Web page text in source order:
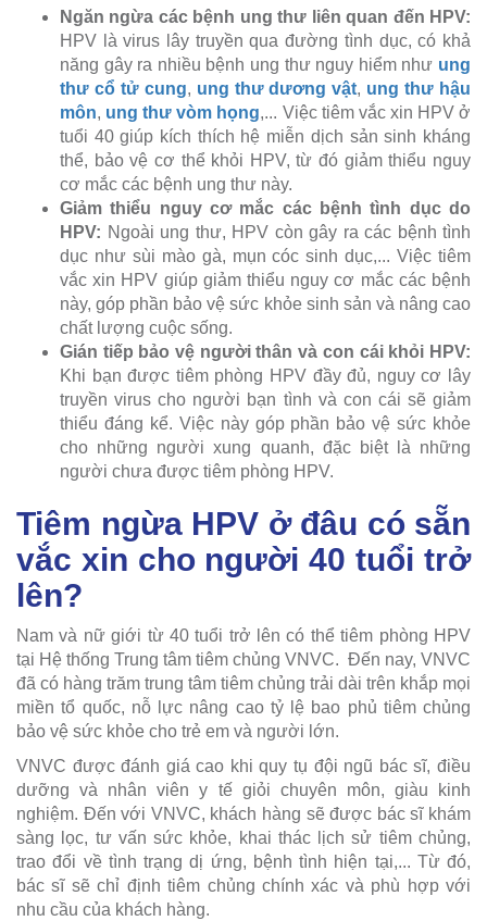
Ngăn ngừa các bệnh ung thư liên quan đến HPV:
HPV là virus lây truyền qua đường tình dục, có khả
năng gây ra nhiều bệnh ung thư nguy hiểm như ung
thư cổ tử cung, ung thư dương vật, ung thư hậu
môn, ung thư vòm họng,... Việc tiêm vắc xin HPV ở
tuổi 40 giúp kích thích hệ miễn dịch sản sinh kháng
thể, bảo vệ cơ thể khỏi HPV, từ đó giảm thiểu nguy
cơ mắc các bệnh ung thư này.
Giảm thiểu nguy cơ mắc các bệnh tình dục do
HPV: Ngoài ung thư, HPV còn gây ra các bệnh tình
dục như sùi mào gà, mụn cóc sinh dục,... Việc tiêm
vắc xin HPV giúp giảm thiểu nguy cơ mắc các bệnh
này, góp phần bảo vệ sức khỏe sinh sản và nâng cao
chất lượng cuộc sống.
Gián tiếp bảo vệ người thân và con cái khỏi HPV:
Khi bạn được tiêm phòng HPV đầy đủ, nguy cơ lây
truyền virus cho người bạn tình và con cái sẽ giảm
thiểu đáng kể. Việc này góp phần bảo vệ sức khỏe
cho những người xung quanh, đặc biệt là những
người chưa được tiêm phòng HPV.
Tiêm ngừa HPV ở đâu có sẵn
vắc xin cho người 40 tuổi trở
lên?
Nam và nữ giới từ 40 tuổi trở lên có thể tiêm phòng HPV
tại Hệ thống Trung tâm tiêm chủng VNVC. Đến nay, VNVC
đã có hàng trăm trung tâm tiêm chủng trải dài trên khắp mọi
miền tổ quốc, nỗ lực nâng cao tỷ lệ bao phủ tiêm chủng
bảo vệ sức khỏe cho trẻ em và người lớn.
VNVC được đánh giá cao khi quy tụ đội ngũ bác sĩ, điều
dưỡng và nhân viên y tế giỏi chuyên môn, giàu kinh
nghiệm. Đến với VNVC, khách hàng sẽ được bác sĩ khám
sàng lọc, tư vấn sức khỏe, khai thác lịch sử tiêm chủng,
trao đổi về tình trạng dị ứng, bệnh tình hiện tại,... Từ đó,
bác sĩ sẽ chỉ định tiêm chủng chính xác và phù hợp với
nhu cầu của khách hàng.